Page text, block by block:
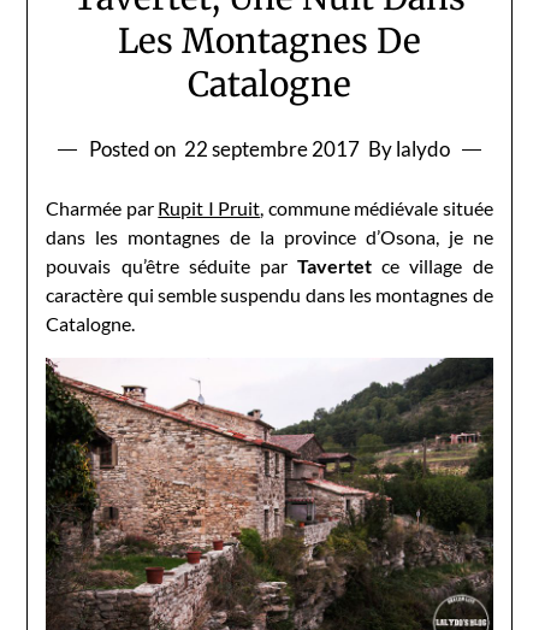
Les Montagnes De
Catalogne
Posted on 22 septembre 2017 By lalydo
Charmée par Rupit I Pruit, commune médiévale située
dans les montagnes de la province d’Osona, je ne
pouvais qu’être séduite parTavertet ce village de
caractère qui semble suspendu dans les montagnes de
Catalogne.